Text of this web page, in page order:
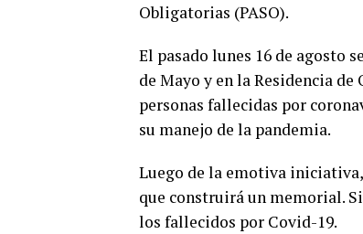
Obligatorias (PASO).
El pasado lunes 16 de agosto
de Mayo y en la Residencia
personas fallecidas por
su manejo de la pandemia.
Luego de la emotiva
que construirá un memorial.
los fallecidos por Covid-19.